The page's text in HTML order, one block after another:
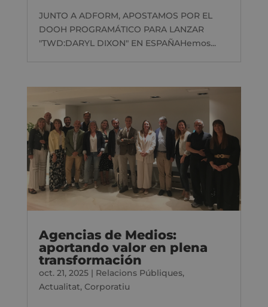
JUNTO A ADFORM, APOSTAMOS POR EL
DOOH PROGRAMÁTICO PARA LANZAR
"TWD:DARYL DIXON" EN ESPAÑAHemos...
Agencias de Medios:
aportando valor en plena
transformación
oct. 21, 2025| Relacions Públiques,
Actualitat, Corporatiu